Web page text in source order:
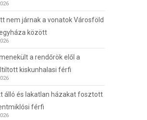
nem járnak a vonatok Városföld
között
a rendőrök elől a
kiskunhalasi férfi
álló és lakatlan házakat fosztott
férfi